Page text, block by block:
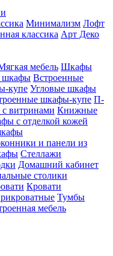
Минимализм Лофт
классика Арт Деко
мебель Шкафы
шкафы Встроенные
купе Угловые шкафы
шкафы-купе П-
витринами Книжные
c отделкой кожей
и панели из
Стеллажи
Домашний кабинет
столики
Кровати
Тумбы
мебель